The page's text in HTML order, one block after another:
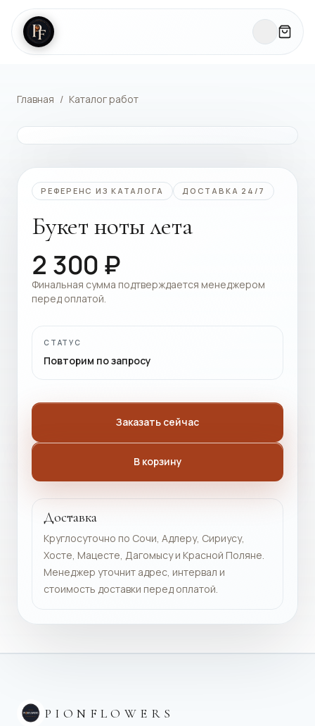
Главная / Каталог работ
РЕФЕРЕНС ИЗ КАТАЛОГА ДОСТАВКА 24/7
Букет ноты лета
2 300 ₽
Финальная сумма подтверждается менеджером
перед оплатой.
СТАТУС
Повторим по запросу
Заказать сейчас
В корзину
Доставка
Круглосуточно по Сочи, Адлеру, Сириусу,
Хосте, Мацесте, Дагомысу и Красной Поляне.
Менеджер уточнит адрес, интервал и
стоимость доставки перед оплатой.
PIONFLOWERS